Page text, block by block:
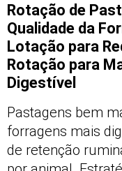
Rotação de
Qualidade da
Lotação para
Rotação para
Digestível
Pastagens bem
forragens mais
de retenção